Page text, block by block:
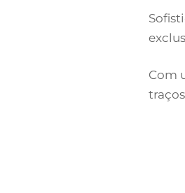
Com